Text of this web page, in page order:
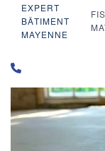
EXPERT
BÂTIMENT
MAYENNE